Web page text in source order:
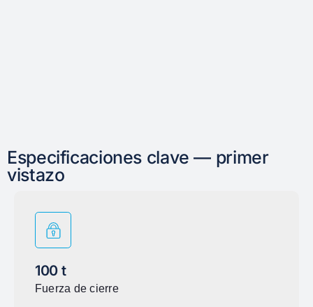
Especificaciones clave — primer
vistazo
100 t
Fuerza de cierre